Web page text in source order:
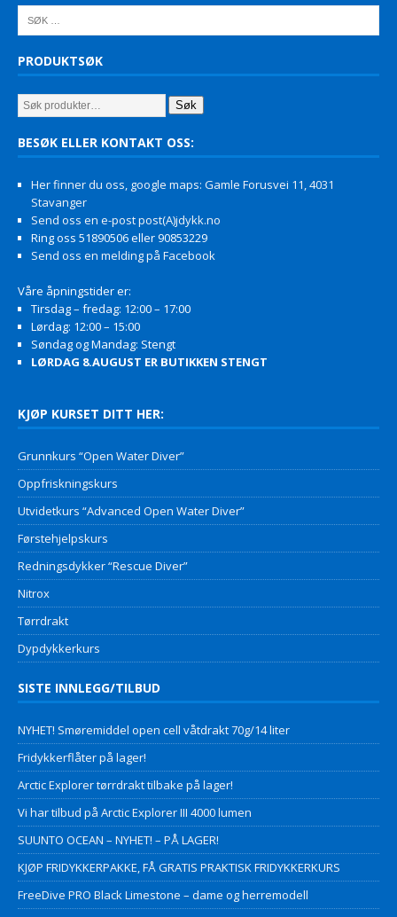
PRODUKTSØK
Søk
BESØK ELLER KONTAKT OSS:
Her finner du oss, google maps: Gamle Forusvei 11, 4031
Stavanger
Send oss en e-post post(A)jdykk.no
Ring oss 51890506 eller 90853229
Send oss en melding på Facebook
Våre åpningstider er:
Tirsdag – fredag: 12:00 – 17:00
Lørdag: 12:00 – 15:00
Søndag og Mandag: Stengt
LØRDAG 8.AUGUST ER BUTIKKEN STENGT
KJØP KURSET DITT HER:
Grunnkurs “Open Water Diver”
Oppfriskningskurs
Utvidetkurs “Advanced Open Water Diver”
Førstehjelpskurs
Redningsdykker “Rescue Diver”
Nitrox
Tørrdrakt
Dypdykkerkurs
SISTE INNLEGG/TILBUD
NYHET! Smøremiddel open cell våtdrakt 70g/14 liter
Fridykkerflåter på lager!
Arctic Explorer tørrdrakt tilbake på lager!
Vi har tilbud på Arctic Explorer III 4000 lumen
SUUNTO OCEAN – NYHET! – PÅ LAGER!
KJØP FRIDYKKERPAKKE, FÅ GRATIS PRAKTISK FRIDYKKERKURS
FreeDive PRO Black Limestone – dame og herremodell